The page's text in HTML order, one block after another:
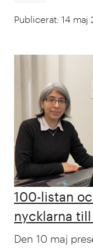
Publicerat: 14 maj
100-listan
nycklarna
Den 10 maj